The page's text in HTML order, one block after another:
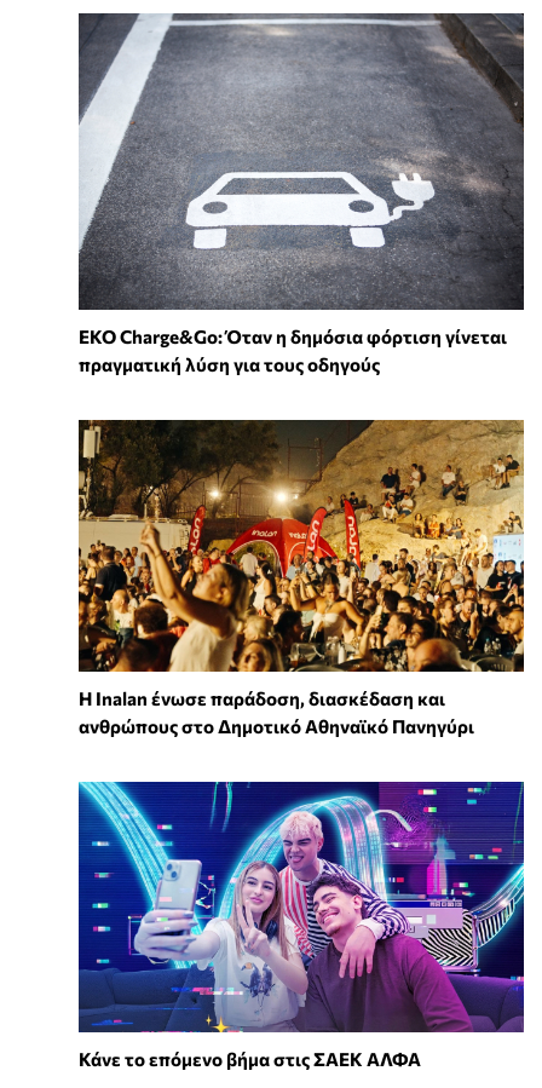
EKO Charge&Go: Όταν η δημόσια φόρτιση γίνεται
πραγματική λύση για τους οδηγούς
Η Inalan ένωσε παράδοση, διασκέδαση και
ανθρώπους στο Δημοτικό Αθηναϊκό Πανηγύρι
Κάνε το επόμενο βήμα στις ΣΑΕΚ ΑΛΦΑ